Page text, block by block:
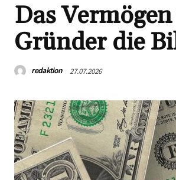
Das
Gründer die
redaktion 27.07.2026